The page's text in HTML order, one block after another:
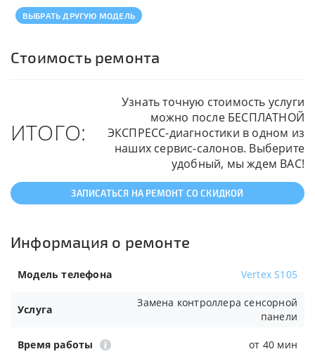
ВЫБРАТЬ ДРУГУЮ МОДЕЛЬ
Стоимость ремонта
ИТОГО:
Узнать точную стоимость услуги
можно после БЕСПЛАТНОЙ
ЭКСПРЕСС-диагностики в одном из
наших сервис-салонов. Выберите
удобный, мы ждем ВАС!
ЗАПИСАТЬСЯ НА РЕМОНТ СО СКИДКОЙ
Информация о ремонте
Модель телефона Vertex S105
Услуга
Замена контроллера сенсорной
панели
Время работы от 40 мин